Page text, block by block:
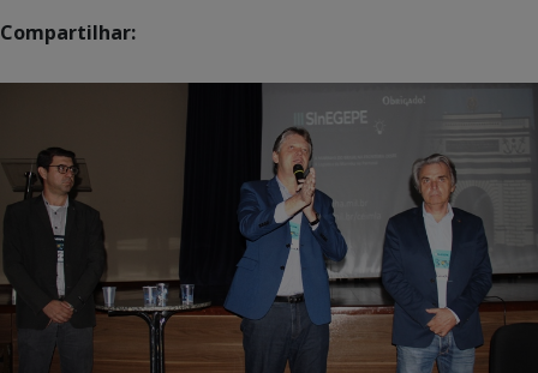
Compartilhar: